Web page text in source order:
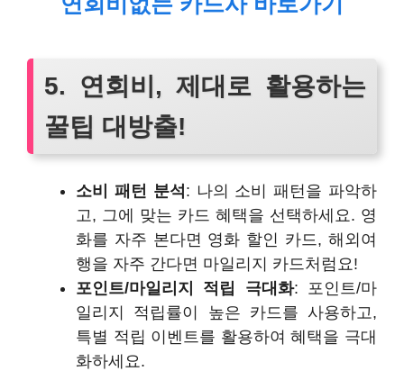
5. 연회비, 제대로 활용하는
꿀팁 대방출!
소비 패턴 분석 : 나의 소비 패턴을 파악하
고, 그에 맞는 카드 혜택을 선택하세요. 영
화를 자주 본다면 영화 할인 카드, 해외여
행을 자주 간다면 마일리지 카드처럼요!
포인트/마일리지 적립 극대화: 포인트/마
일리지 적립률이 높은 카드를 사용하고,
특별 적립 이벤트를 활용하여 혜택을 극대
화하세요.